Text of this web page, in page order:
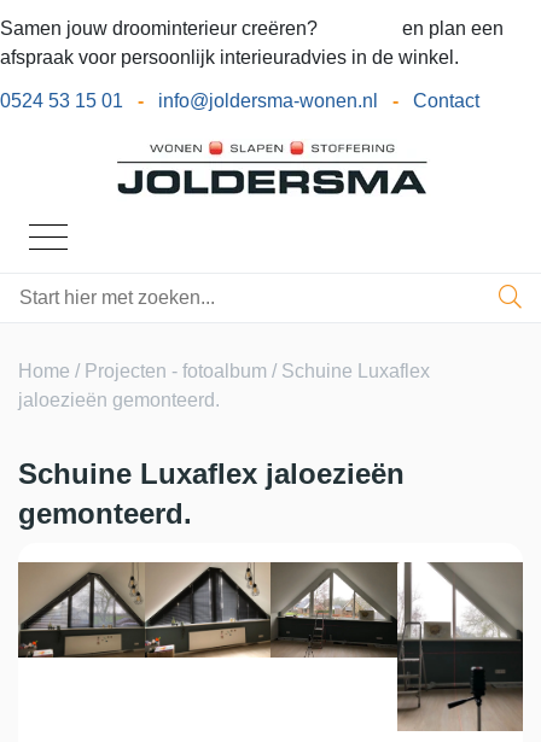
Samen jouw droominterieur creëren?
en plan een
afspraak voor persoonlijk interieuradvies in de winkel.
0524 53 15 01 - info@joldersma-wonen.nl - Contact
Home / Projecten - fotoalbum / Schuine Luxaflex
jaloezieën gemonteerd.
Schuine Luxaflex jaloezieën
gemonteerd.